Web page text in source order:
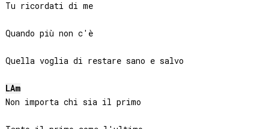
Tu ricordati di me
Quando più non c'è
Quella voglia di restare sano e salvo
LAm
Non importa chi sia il primo